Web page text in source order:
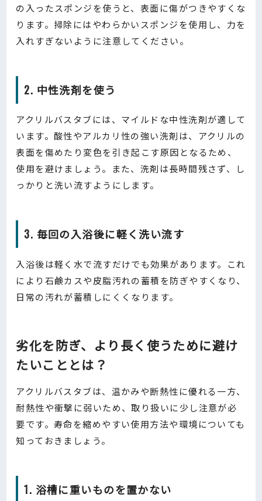
の入ったスポンジを使うと、表面に傷がつきやすくな
ります。掃除にはやわらかいスポンジを使用し、力を
入れすぎないように注意してください。
2. 中性洗剤を使う
アクリルバスタブには、マイルドな中性洗剤が適して
います。酸性やアルカリ性の強い洗剤は、アクリルの
表面を傷めたり変色を引き起こす原因となるため、
使用を避けましょう。また、洗剤は長時間残さず、し
っかりと洗い流すようにします。
3. 毎回の入浴後に軽く洗い流す
入浴後は軽く水で流すだけでも効果があります。これ
により石鹸カスや皮脂汚れの蓄積を防ぎやすくなり、
日常の汚れが蓄積しにくくなります。
劣化を防ぎ、より長く使うために避け
たいこととは？
アクリルバスタブは、温かみや断熱性に優れる一方、
耐熱性や衝撃に弱いため、取り扱いに少し注意が必
要です。寿命を縮めやすい使用方法や環境についても
知っておきましょう。
1. 浴槽に重いものを置かない